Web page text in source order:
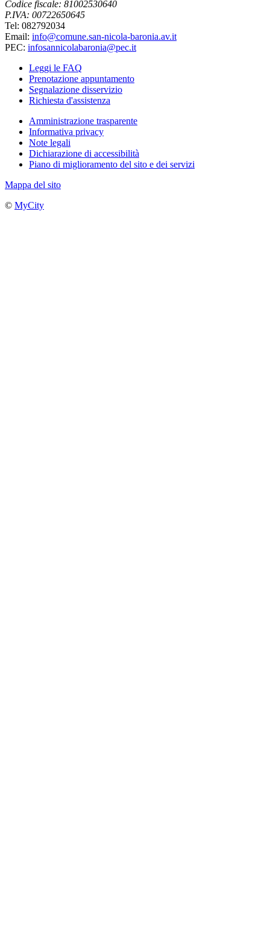
Codice fiscale: 81002530640
P.IVA: 00722650645
Tel: 082792034
Email: info@comune.san-nicola-baronia.av.it
PEC: infosannicolabaronia@pec.it
Leggi le FAQ
Prenotazione appuntamento
Segnalazione disservizio
Richiesta d'assistenza
Amministrazione trasparente
Informativa privacy
Note legali
Dichiarazione di accessibilità
Piano di miglioramento del sito e dei servizi
Mappa del sito
© MyCity